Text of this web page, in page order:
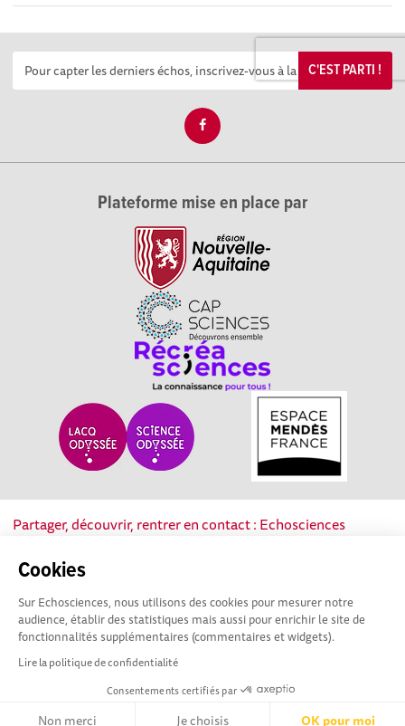
Cookies
Sur Echosciences, nous utilisons des cookies pour mesurer notre
audience, établir des statistiques mais aussi pour enrichir le site de
fonctionnalités supplémentaires (commentaires et widgets).
Lire la politique de confidentialité
Consentements certifiés par
Non merci Je choisis OK pour moi
C'EST PARTI !
Plateforme mise en place par
Partager, découvrir, rentrer en contact : Echosciences
culture scientifique, technique et industrielle de la région.
Mentions légales|Politique de confidentialité|CGU
|Ligne éditoriale